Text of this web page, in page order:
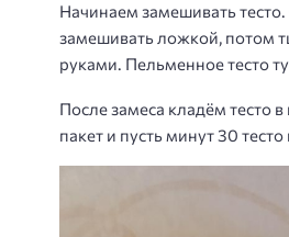
Начинаем замешивать
замешивать ложкой, потом
руками. Пельменное тесто
После замеса кладём тесто
пакет и пусть минут 30